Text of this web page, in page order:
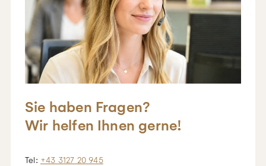
Sie haben Fragen?
Wir helfen Ihnen gerne!
Tel: +43 3127 20 945